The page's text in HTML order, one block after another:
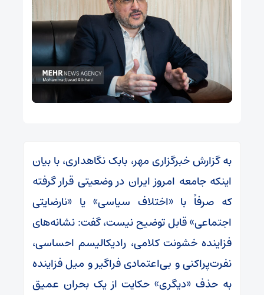
به گزارش خبرگزاری مهر، بابک نگاهداری، با بیان
اینکه جامعه امروز ایران در وضعیتی قرار گرفته
که صرفاً با «اختلاف سیاسی» یا «نارضایتی
اجتماعی» قابل توضیح نیست، گفت: نشانه‌های
فزاینده خشونت کلامی، رادیکالیسم احساسی،
نفرت‌پراکنی و بی‌اعتمادی فراگیر و میل فزاینده
به حذف «دیگری» حکایت از یک بحران عمیق‌